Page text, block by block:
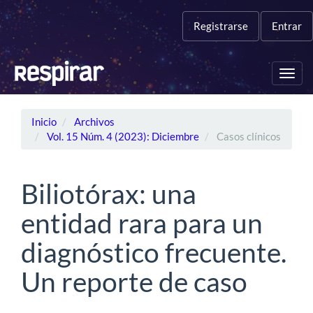
Navegación
principal
Contenido
principal
Barra
lateral
Registrarse Entrar
Inicio
Archivos
Vol. 15 Núm. 4 (2023): Diciembre
Casos clínicos
Biliotórax: una
entidad rara para un
diagnóstico frecuente.
Un reporte de caso